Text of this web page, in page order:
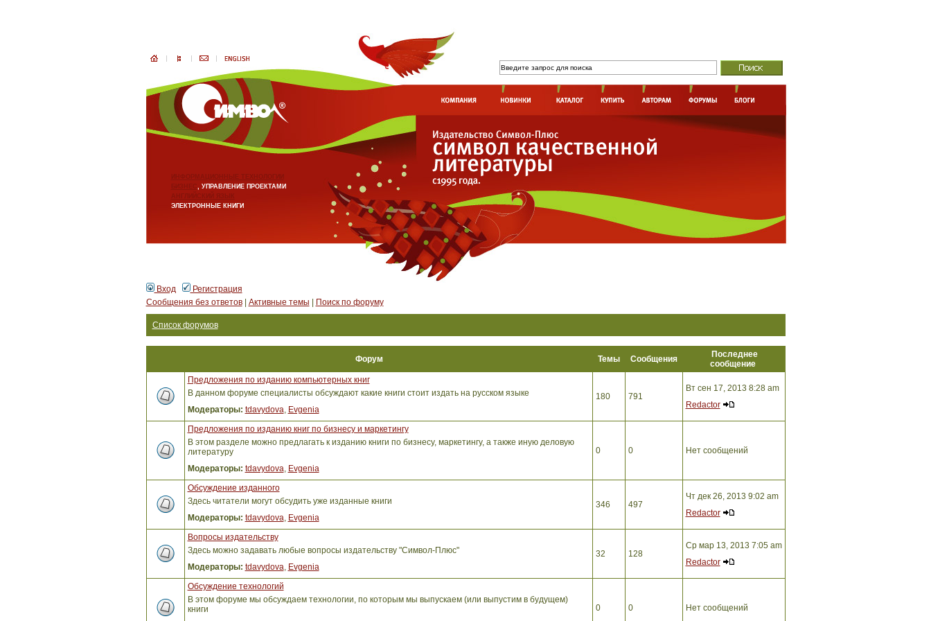
ИНФОРМАЦИОННЫЕ ТЕХНОЛОГИИ
БИЗНЕС, УПРАВЛЕНИЕ ПРОЕКТАМИ
АНГЛИЙСКИЙ ЯЗЫК
ЭЛЕКТРОННЫЕ КНИГИ
Вход
Регистрация
Сообщения без ответов| Активные темы Поиск по форуму
Список форумов
Форум Темы Сообщения
Последнее
сообщение
Предложения по изданию компьютерных книг
В данном форуме специалисты обсуждают какие книги стоит издать на русском языке
Модераторы: tdavydova, Evgenia
180 791
Вт сен 17, 2013 8:28 am
Redactor
Предложения по изданию книг по бизнесу и маркетингу
В этом разделе можно предлагать к изданию книги по бизнесу, маркетингу, а также иную деловую
литературу
Модераторы: tdavydova, Evgenia
0 0 Нет сообщений
Обсуждение изданного
Здесь читатели могут обсудить уже изданные книги
Модераторы: tdavydova, Evgenia
346 497
Чт дек 26, 2013 9:02 am
Redactor
Вопросы издательству
Здесь можно задавать любые вопросы издательству "Символ-Плюс"
Модераторы: tdavydova, Evgenia
32 128
Ср мар 13, 2013 7:05 am
Redactor
Обсуждение технологий
В этом форуме мы обсуждаем технологии, по которым мы выпускаем (или выпустим в будущем)
книги
0 0 Нет сообщений